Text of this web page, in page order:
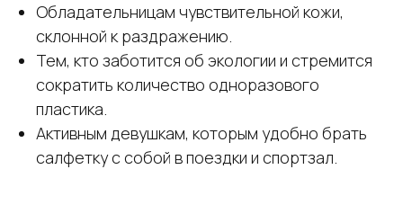
Обладательницам чувствительной кожи,
склонной к раздражению.
Тем, кто заботится об экологии и стремится
сократить количество одноразового
пластика.
Активным девушкам, которым удобно брать
салфетку с собой в поездки и спортзал.